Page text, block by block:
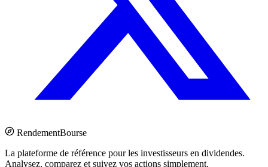
RendementBourse
La plateforme de référence pour les investisseurs en dividendes.
Analysez, comparez et suivez vos actions simplement.